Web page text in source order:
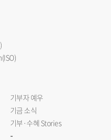
기부자 예우
기금 소식
기부·수혜 Stories
-